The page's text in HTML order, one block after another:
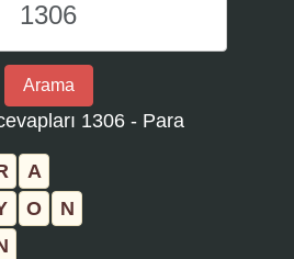
Word
Kelime
Oyunu
bulmaca
girin
ve
aramayı
Arama
1306 - Para
A
O
N